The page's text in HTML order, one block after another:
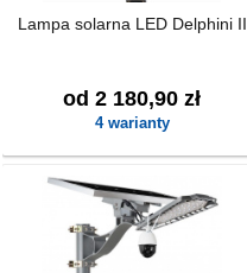
Lampa solarna LED Delphini II
od 2 180,90 zł
4 warianty